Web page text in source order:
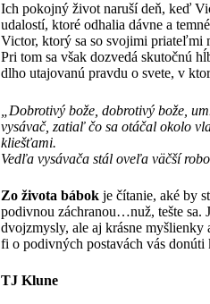
Ich pokojný život naruší deň, keď
udalostí, ktoré odhalia dávne a
Victor, ktorý sa so svojimi priateľmi
Pri tom sa však dozvedá skutočnú
dlho utajovanú pravdu o svete, v
„Dobrotivý bože, dobrotivý bože,
vysávač, zatiaľ čo sa otáčal okolo
kliešťami.
Vedľa vysávača stál oveľa väčší
Zo života bábok je čítanie, aké by
podivnou záchranou…nuž, tešte sa.
dvojzmysly, ale aj krásne
fi o podivných postavách vás
TJ Klune